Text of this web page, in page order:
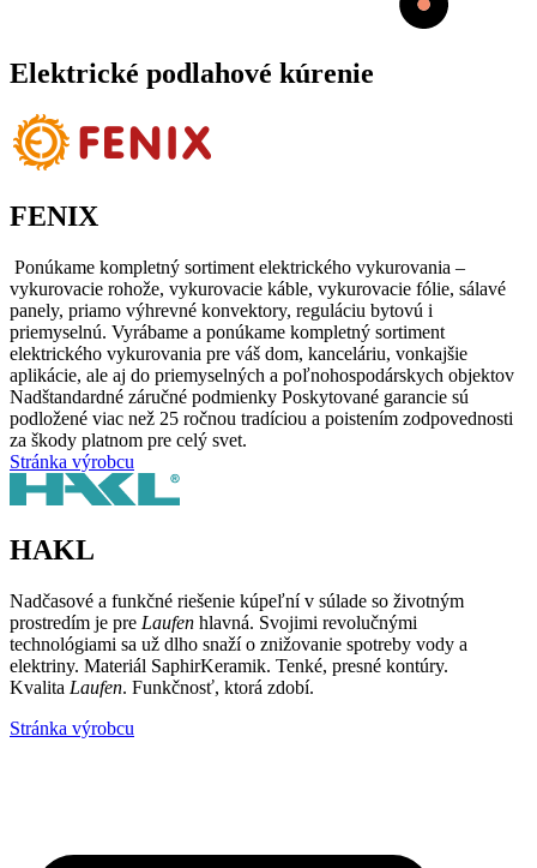
Elektrické podlahové kúrenie
FENIX
Ponúkame kompletný sortiment elektrického vykurovania –
vykurovacie rohože, vykurovacie káble, vykurovacie fólie, sálavé
panely, priamo výhrevné konvektory, reguláciu bytovú i
priemyselnú. Vyrábame a ponúkame kompletný sortiment
elektrického vykurovania pre váš dom, kanceláriu, vonkajšie
aplikácie, ale aj do priemyselných a poľnohospodárskych objektov
Nadštandardné záručné podmienky Poskytované garancie sú
podložené viac než 25 ročnou tradíciou a poistením zodpovednosti
za škody platnom pre celý svet.
Stránka výrobcu
HAKL
Nadčasové a funkčné riešenie kúpeľní v súlade so životným
prostredím je pre Laufen hlavná. Svojimi revolučnými
technológiami sa už dlho snaží o znižovanie spotreby vody a
elektriny. Materiál SaphirKeramik. Tenké, presné kontúry.
Kvalita Laufen. Funkčnosť, ktorá zdobí.
Stránka výrobcu